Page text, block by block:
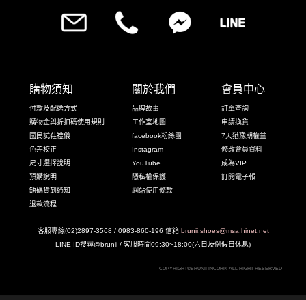
購物須知
付款及配送方式
購物金與折扣碼使用規則
國民試鞋禮儀
色差校正
尺寸選擇說明
預購說明
缺碼貨到通知
退款流程
關於我們
品牌故事
工作室地圖
facebook粉絲團
Instagram
YouTube
隱私權保護
網站使用條款
會員中心
訂單查詢
申請換貨
7天猶豫期權益
修改會員資料
成為VIP
訂閱電子報
客服專線(02)2897-3568 / 0983-860-196 信箱 brunii.shoes@msa.hinet.net
LINE ID搜尋@brunii / 客服時間09:30~18:00(六日及例假日休息)
COPYRIGHT©BRUNII INCORP. ALL RIGHT RESERVED